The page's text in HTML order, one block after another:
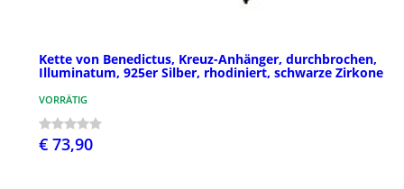
Kette von Benedictus, Kreuz-Anhänger, durchbrochen,
Illuminatum, 925er Silber, rhodiniert, schwarze Zirkone
VORRÄTIG
€ 73,90